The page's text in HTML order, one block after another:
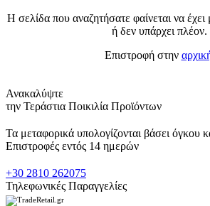
Η σελίδα που αναζητήσατε φαίνεται να έχει
ή δεν υπάρχει πλέον.
Επιστροφή στην
Ανακαλύψτε
την Τεράστια Ποικιλία Προϊόντων
Τα μεταφορικά υπολογίζονται βάσει όγκου
Επιστροφές εντός 14 ημερών
+30 2810 262075
Τηλεφωνικές Παραγγελίες